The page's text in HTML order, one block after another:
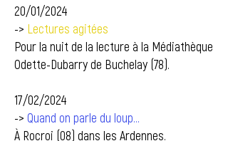
20/01/2024
-> Lectures agitées
Pour la nuit de la lecture à la Médiathèque
Odette-Dubarry de Buchelay (78).
17/02/2024
-> Quand on parle du loup...
À Rocroi (08) dans les Ardennes.